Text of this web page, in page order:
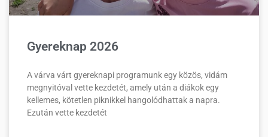
Gyereknap 2026
A várva várt gyereknapi programunk egy közös, vidám
megnyitóval vette kezdetét, amely után a diákok egy
kellemes, kötetlen piknikkel hangolódhattak a napra.
Ezután vette kezdetét